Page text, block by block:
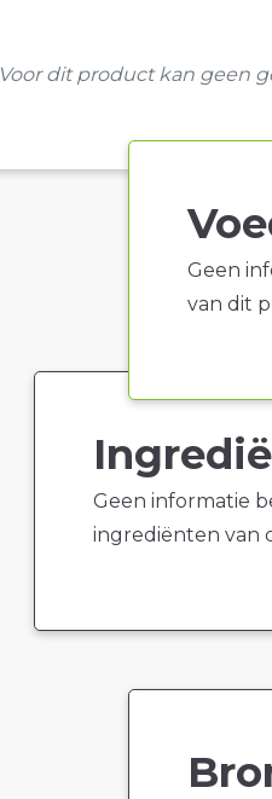
Voor dit product kan geen
Geen
van dit
Geen informatie
ingrediënten van